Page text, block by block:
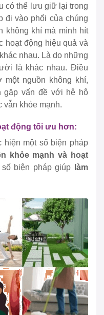
có thể lưu giữ lại trong
đi vào phổi của chúng
không khí mà mình hít
hoạt động hiệu quả và
nhau. Là do những
là khác nhau. Điều
nguồn không khí,
gặp vấn đề với hệ hô
vẫn khỏe mạnh.
động tối ưu hơn:
hiện một số biện pháp
khỏe mạnh và hoạt
biện pháp giúp
làm